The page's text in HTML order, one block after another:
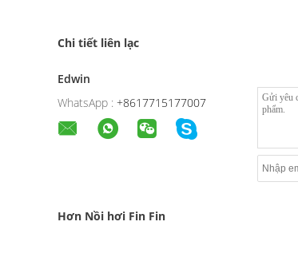
Chi tiết liên lạc
Edwin
WhatsApp : +8617715177007
Hơn Nồi hơi Fin Fin